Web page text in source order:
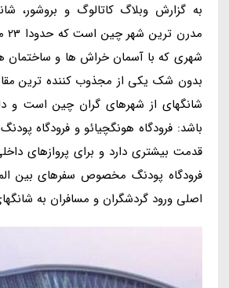
به گزارش وبلاگ کاتالوگ و بروشور،
شهری که با آسمان خراش ها و ساختمان
بدون شک یکی از مجذوب کننده ترین
شانگهای از شهرهای گران چین است و
باشد: فرودگاه هونگچیائو و فرودگاه
قدمت بیشتری دارد و برای پروازهای
فرودگاه پودنگ مخصوص سفرهای بین
اصلی ورود گردشگران و مسافران به